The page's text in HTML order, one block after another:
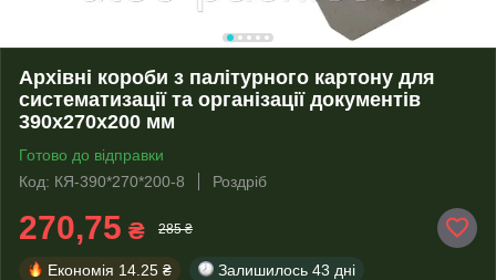
Архівні короби з палітурного картону для
систематизації та організації документів
390х270х200 мм
Готово до відправки
Код: КЯ-390*270*200-8
Роздріб
270,75 ₴ 285 ₴
Економія 14.25 ₴ Залишилось 43 дні